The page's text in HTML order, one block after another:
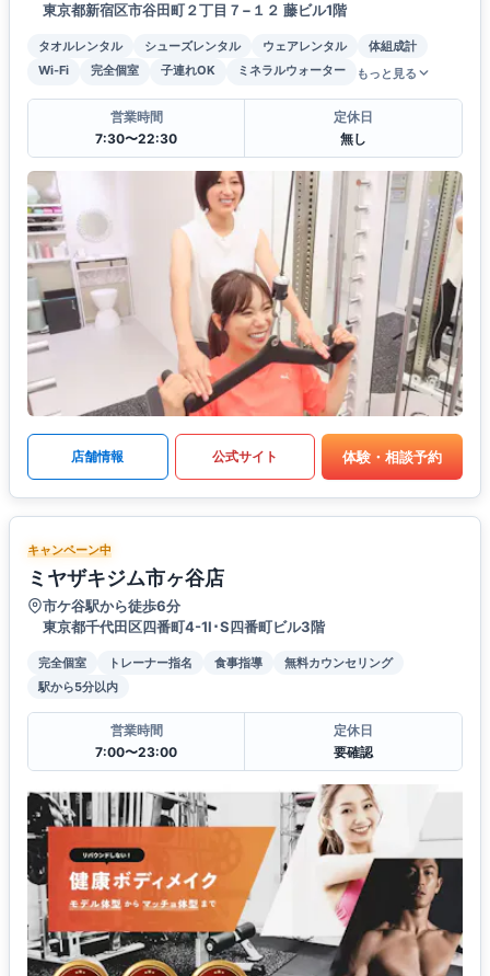
東京都新宿区市谷田町２丁目７−１２ 藤ビル1階
タオルレンタル シューズレンタル ウェアレンタル
体組成計
Wi-Fi
完全個室 子連れOK ミネラルウォーター もっと見る
営業時間
7:30〜22:30
定休日
無し
店舗情報 公式サイト 体験・相談予約
キャンペーン中
ミヤザキジム市ヶ谷店
市ケ谷駅から徒歩6分
東京都千代田区四番町4-1I･S四番町ビル3階
完全個室 トレーナー指名 食事指導
無料カウンセリング
駅から5分以内
営業時間
7:00〜23:00
定休日
要確認